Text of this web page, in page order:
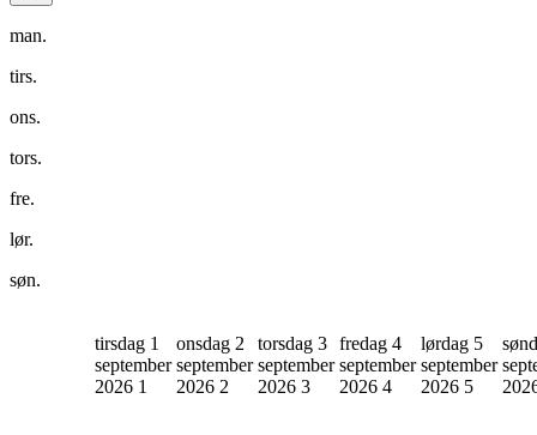
man.
tirs.
ons.
tors.
fre.
lør.
søn.
tirsdag 1
september
2026 1
onsdag 2
september
2026 2
torsdag 3
september
2026 3
fredag 4
september
2026 4
lørdag 5
september
2026 5